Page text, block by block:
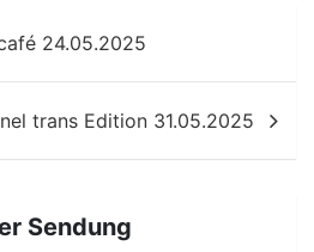
24.05.2025
trans Edition 31.05.2025
Sendung